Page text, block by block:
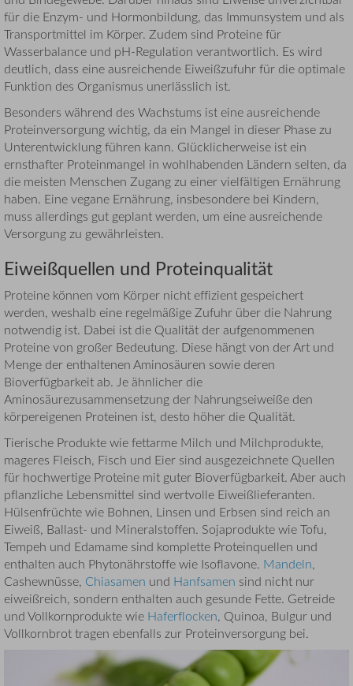
für die Enzym- und Hormonbildung, das Immunsystem und als
Transportmittel im Körper. Zudem sind Proteine für
Wasserbalance und pH-Regulation verantwortlich. Es wird
deutlich, dass eine ausreichende Eiweißzufuhr für die optimale
Funktion des Organismus unerlässlich ist.
Besonders während des Wachstums ist eine ausreichende
Proteinversorgung wichtig, da ein Mangel in dieser Phase zu
Unterentwicklung führen kann. Glücklicherweise ist ein
ernsthafter Proteinmangel in wohlhabenden Ländern selten, da
die meisten Menschen Zugang zu einer vielfältigen Ernährung
haben. Eine vegane Ernährung, insbesondere bei Kindern,
muss allerdings gut geplant werden, um eine ausreichende
Versorgung zu gewährleisten.
Eiweißquellen und Proteinqualität
Proteine können vom Körper nicht effizient gespeichert
werden, weshalb eine regelmäßige Zufuhr über die Nahrung
notwendig ist. Dabei ist die Qualität der aufgenommenen
Proteine von großer Bedeutung. Diese hängt von der Art und
Menge der enthaltenen Aminosäuren sowie deren
Bioverfügbarkeit ab. Je ähnlicher die
Aminosäurezusammensetzung der Nahrungseiweiße den
körpereigenen Proteinen ist, desto höher die Qualität.
Tierische Produkte wie fettarme Milch und Milchprodukte,
mageres Fleisch, Fisch und Eier sind ausgezeichnete Quellen
für hochwertige Proteine mit guter Bioverfügbarkeit. Aber auch
pflanzliche Lebensmittel sind wertvolle Eiweißlieferanten.
Hülsenfrüchte wie Bohnen, Linsen und Erbsen sind reich an
Eiweiß, Ballast- und Mineralstoffen. Sojaprodukte wie Tofu,
Tempeh und Edamame sind komplette Proteinquellen und
enthalten auch Phytonährstoffe wie Isoflavone. Mandeln,
Cashewnüsse, Chiasamen und Hanfsamen sind nicht nur
eiweißreich, sondern enthalten auch gesunde Fette. Getreide
und Vollkornprodukte wie Haferflocken, Quinoa, Bulgur und
Vollkornbrot tragen ebenfalls zur Proteinversorgung bei.